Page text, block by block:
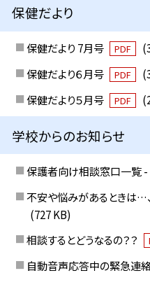
保健だより
保健だより 7月号 PDF
保健だより６月号
PDF
保健だより５月号
PDF
学校からのお知らせ
保護者向け相談窓口一覧 -
不安や悩みがあるときは…
(727 KB)
相談するとどうなるの？？
自動音声応答中の緊急連